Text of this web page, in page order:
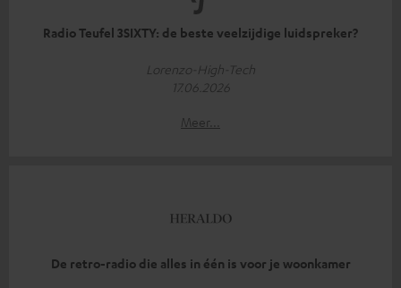
Radio Teufel 3SIXTY: de beste veelzijdige luidspreker?
Lorenzo-High-Tech
17.06.2026
Meer...
De retro-radio die alles in één is voor je woonkamer